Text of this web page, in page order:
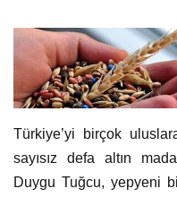
Türkiye’yi birçok
sayısız defa altın
Duygu Tuğcu, yepyeni